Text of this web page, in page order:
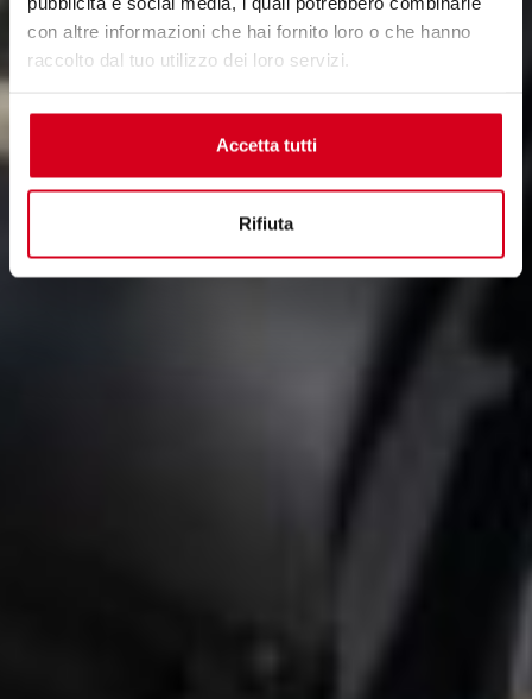
con altre informazioni che hai fornito loro o che hanno
raccolto dal tuo utilizzo dei loro servizi.
Accetta tutti
Rifiuta